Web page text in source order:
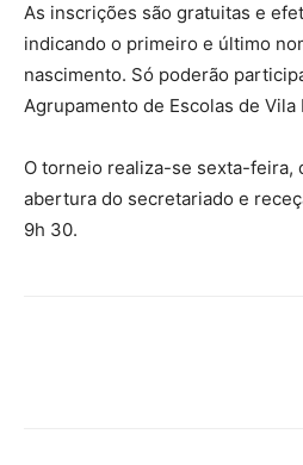
As inscrições são gratuitas e
indicando o primeiro e último
nascimento. Só poderão
Agrupamento de Escolas de Vila
O torneio realiza-se sexta-feira,
abertura do secretariado e
9h 30.